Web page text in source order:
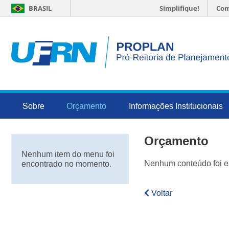
BRASIL Simplifique!
Sobre Orçamento Informações Institucionais
Nenhum item do menu foi
encontrado no momento.
Orçamento
Nenhum conteúdo foi
Voltar